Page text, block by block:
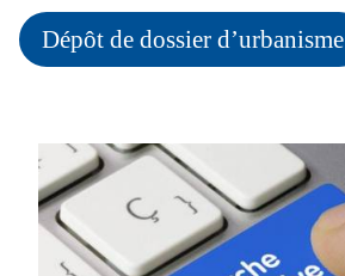
Dépôt de dossier d’urbanisme